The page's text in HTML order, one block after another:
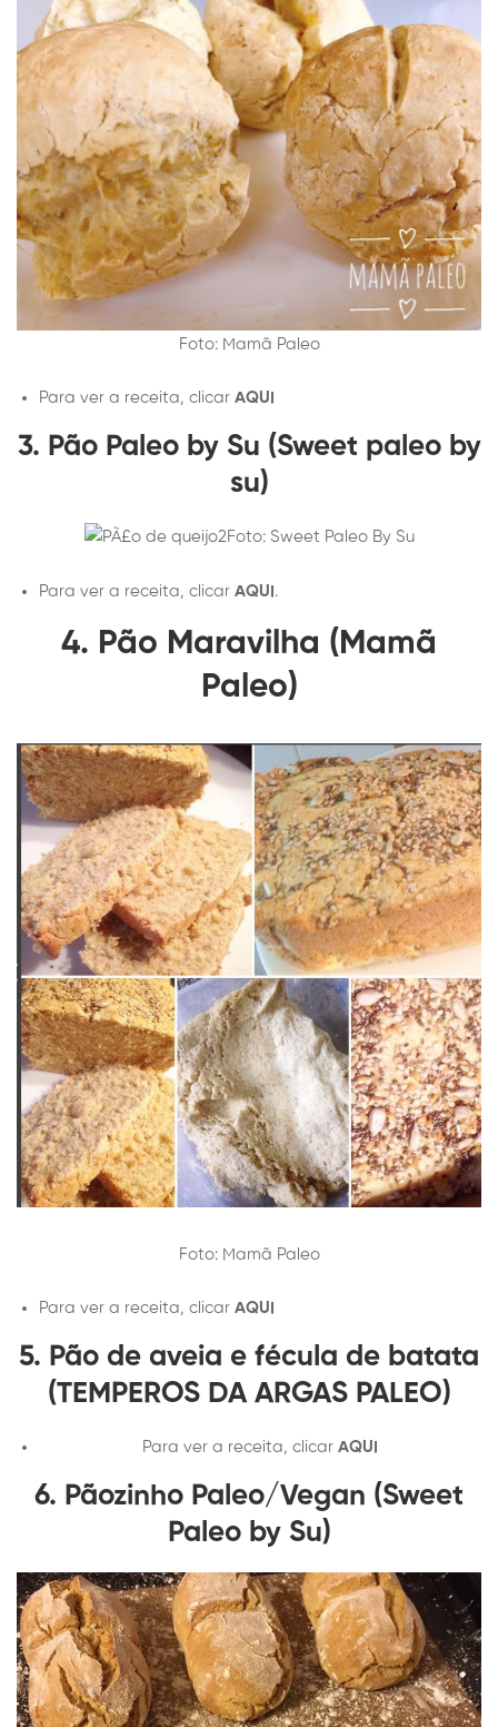
Foto: Mamã Paleo
Para ver a receita, clicar AQUI
3. Pão Paleo by Su (Sweet paleo by
su)
Foto: Sweet Paleo By Su
Para ver a receita, clicar AQUI.
4. Pão Maravilha (Mamã
Paleo)
Foto: Mamã Paleo
Para ver a receita, clicar AQUI
5. Pão de aveia e fécula de batata
(TEMPEROS DA ARGAS PALEO)
Para ver a receita, clicar AQUI
6. Pãozinho Paleo/Vegan (Sweet
Paleo by Su)